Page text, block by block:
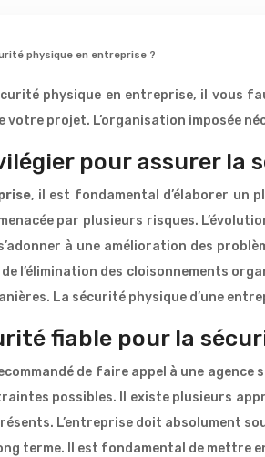
physique en entreprise ?
physique en entreprise, il vous
projet. L’organisation imposée
pour assurer la
, il est fondamental d’élaborer un
par plusieurs risques.
à une amélioration des
l’élimination des cloisonnements
La sécurité physique d’une
fiable pour la
de faire appel à une
possibles. Il existe plusieurs
L’entreprise doit absolument
terme. Il est fondamental de